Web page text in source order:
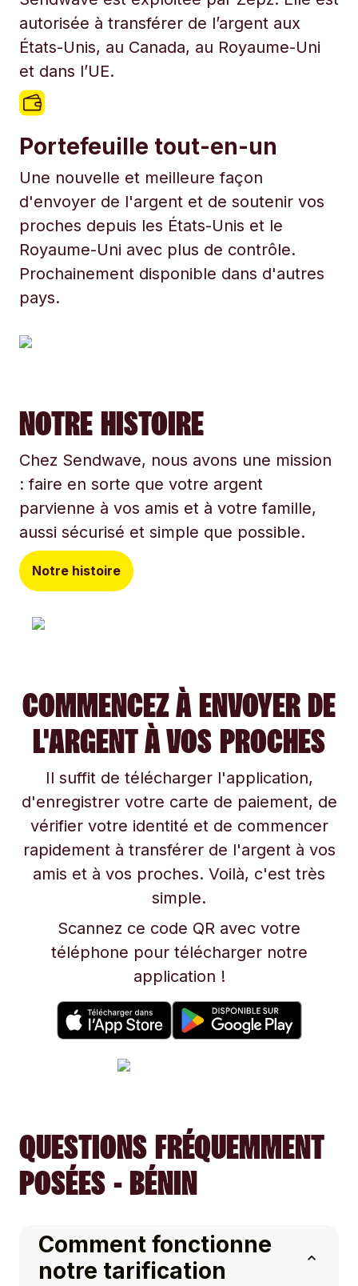
autorisée à transférer de l’argent aux
États-Unis, au Canada, au Royaume-Uni
et dans l’UE.
Portefeuille tout-en-un
Une nouvelle et meilleure façon
d'envoyer de l'argent et de soutenir vos
proches depuis les États-Unis et le
Royaume-Uni avec plus de contrôle.
Prochainement disponible dans d'autres
pays.
NOTRE HISTOIRE
Chez Sendwave, nous avons une mission
: faire en sorte que votre argent
parvienne à vos amis et à votre famille,
aussi sécurisé et simple que possible.
Notre histoire
COMMENCEZ À ENVOYER DE
L'ARGENT À VOS PROCHES
Il suffit de télécharger l'application,
d'enregistrer votre carte de paiement, de
vérifier votre identité et de commencer
rapidement à transférer de l'argent à vos
amis et à vos proches. Voilà, c'est très
simple.
Scannez ce code QR avec votre
téléphone pour télécharger notre
application !
QUESTIONS FRÉQUEMMENT
POSÉES - BÉNIN
Comment fonctionne
notre tarification